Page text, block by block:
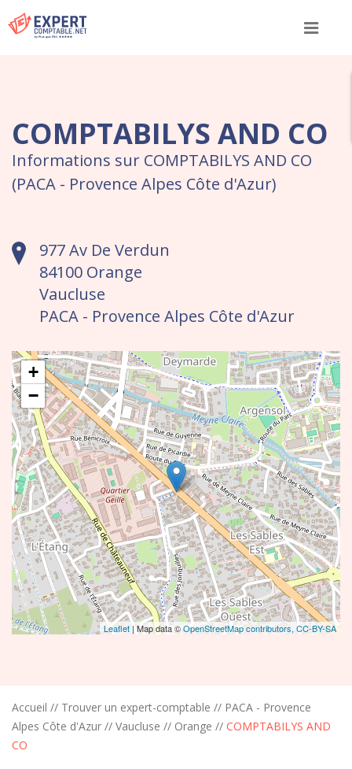
Menu
COMPTABILYS AND CO
Informations sur COMPTABILYS AND CO
(PACA - Provence Alpes Côte d'Azur)
977 Av De Verdun
84100 Orange
Vaucluse
PACA - Provence Alpes Côte d'Azur
+
−
Leaflet | Map data ©OpenStreetMap contributors, CC-BY-SA
Accueil // Trouver un expert-comptable // PACA - Provence
Alpes Côte d'Azur // Vaucluse // Orange // COMPTABILYS AND
CO